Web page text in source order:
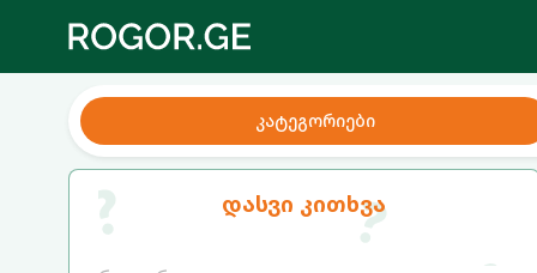
კატეგორიები
დასვი კითხვა